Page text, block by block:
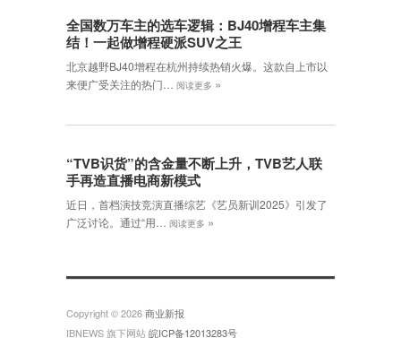
全国数万车主的选车逻辑：BJ40增程车主集
结！一起做增程硬派SUV之王
北京越野BJ40增程在杭州持续热销火爆。这款自上市以
来便广受关注的热门…
阅读更多 »
“TVB识货”的含金量不断上升，TVB艺人联
手再造直播电商新模式
近日，首档演技竞演直播综艺《艺员新训2025》引发了
广泛讨论。通过“用…
阅读更多 »
Copyright © 2026商业新报
IBNEWS 旗下网站 皖ICP备12013283号